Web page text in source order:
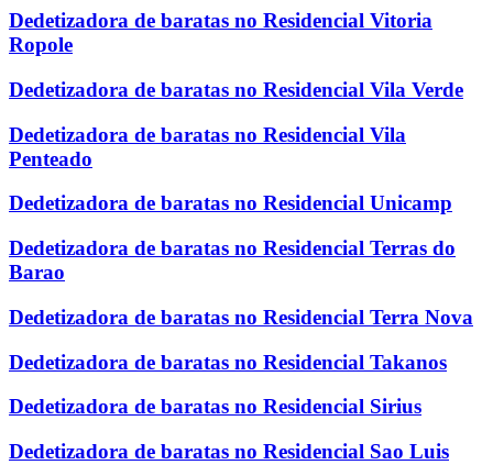
Dedetizadora de baratas no Residencial Vitoria
Ropole
Dedetizadora de baratas no Residencial Vila Verde
Dedetizadora de baratas no Residencial Vila
Penteado
Dedetizadora de baratas no Residencial Unicamp
Dedetizadora de baratas no Residencial Terras do
Barao
Dedetizadora de baratas no Residencial Terra Nova
Dedetizadora de baratas no Residencial Takanos
Dedetizadora de baratas no Residencial Sirius
Dedetizadora de baratas no Residencial Sao Luis